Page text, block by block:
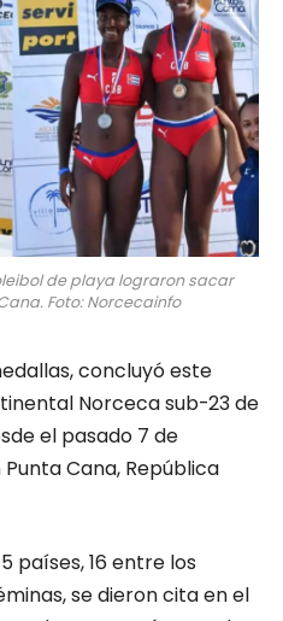
de playa lograron sacar
Foto: Norcecainfo
concluyó este
Norceca sub-23 de
el pasado 7 de
Cana, República
países, 16 entre los
se dieron cita en el